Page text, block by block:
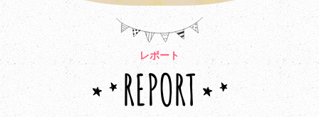
レポート
REPORT